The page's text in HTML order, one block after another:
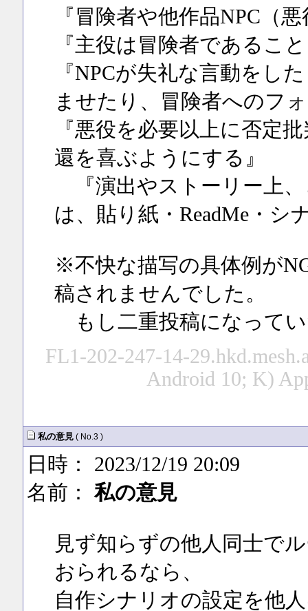
『冒険者や他作品NPC（
『主役は冒険者であるこ
『NPCが失礼な言動をし
ませたり、冒険者へのフ
『悪役を必要以上に否定
還を喜ぶようにする』
『演出やストーリー上
は、貼り紙・ReadMe・シ
※不快な描写の具体例が
稿されませんでした。
もし二重投稿になって
FL1-202-247-14-
Android 10; K)
私の意見 ( No.3 )
日時： 2023/12/19 20:09
名前：私の意見
見ず知らずの他人同士で
おられるなら、
自作シナリオの設定を他